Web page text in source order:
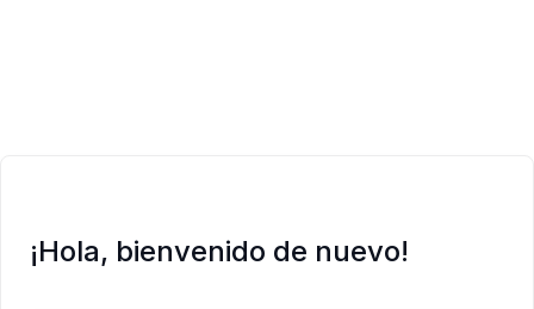
¡Hola, bienvenido de nuevo!